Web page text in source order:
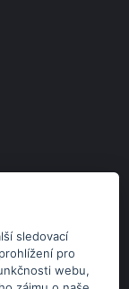
sledovací
pro
webu,